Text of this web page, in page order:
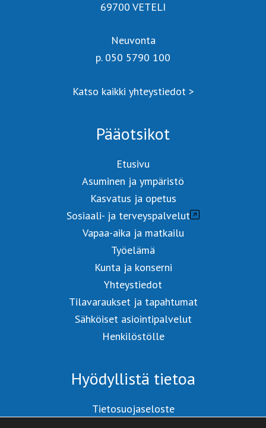
69700 VETELI
Neuvonta
p. 050 5790 100
Katso kaikki yhteystiedot >
Pääotsikot
Etusivu
Asuminen ja ympäristö
Kasvatus ja opetus
Sosiaali- ja terveyspalvelut
Vapaa-aika ja matkailu
Työelämä
Kunta ja konserni
Yhteystiedot
Tilavaraukset ja tapahtumat
Sähköiset asiointipalvelut
Henkilöstölle
Hyödyllistä tietoa
Tietosuojaseloste